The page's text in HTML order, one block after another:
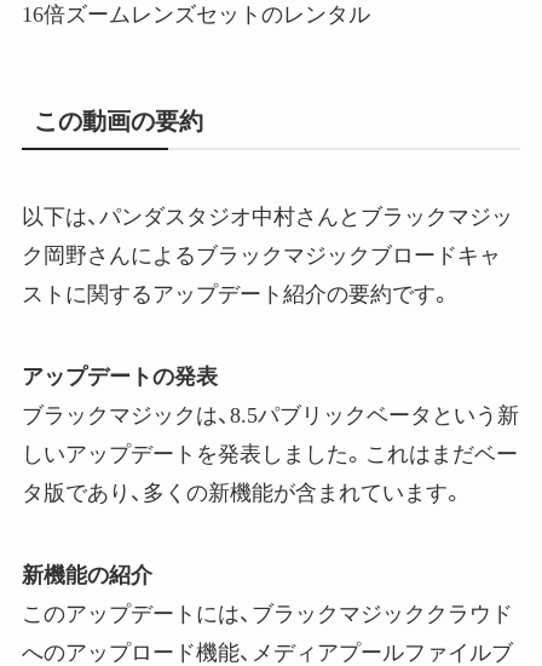
16倍ズームレンズセットのレンタル
この動画の要約
以下は、パンダスタジオ中村さんとブラックマジッ
ク岡野さんによるブラックマジックブロードキャ
ストに関するアップデート紹介の要約です。
アップデートの発表
ブラックマジックは、8.5パブリックベータという新
しいアップデートを発表しました。これはまだベー
タ版であり、多くの新機能が含まれています。
新機能の紹介
このアップデートには、ブラックマジッククラウド
へのアップロード機能、メディアプールファイルブ